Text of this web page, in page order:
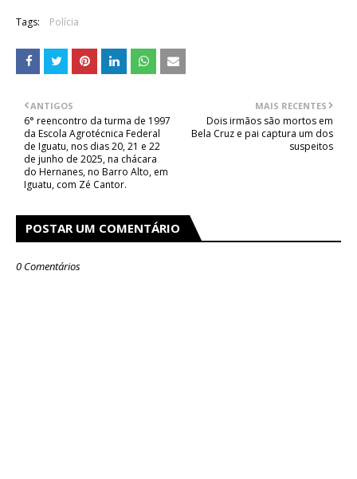
Tags: Polícia
MAIS RECENTES
Dois irmãos são mortos em
Bela Cruz e pai captura um dos
suspeitos
ANTIGOS
6° reencontro da turma de 1997
da Escola Agrotécnica Federal
de Iguatu, nos dias 20, 21 e 22
de junho de 2025, na chácara
do Hernanes, no Barro Alto, em
Iguatu, com Zé Cantor.
POSTAR UM COMENTÁRIO
0 Comentários